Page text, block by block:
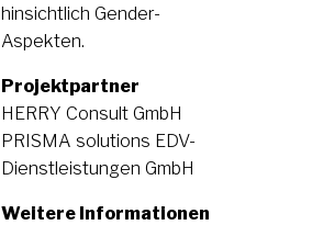
hinsichtlich Gender-
Aspekten.
Projektpartner
HERRY Consult GmbH
PRISMA solutions EDV-
Dienstleistungen GmbH
Weitere Informationen